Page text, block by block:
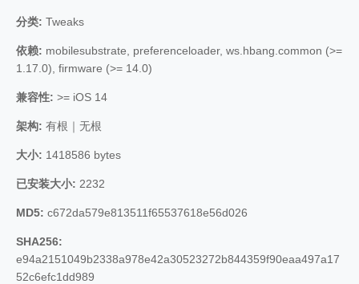
分类: Tweaks
依赖: mobilesubstrate, preferenceloader, ws.hbang.common (>=
1.17.0), firmware (>= 14.0)
兼容性: >= iOS 14
架构: 有根｜无根
大小: 1418586 bytes
已安装大小: 2232
MD5: c672da579e813511f65537618e56d026
SHA256:
e94a2151049b2338a978e42a30523272b844359f90eaa497a17
52c6efc1dd989